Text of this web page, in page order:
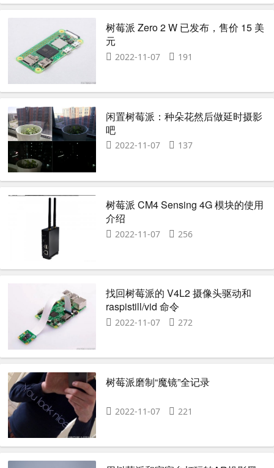
树莓派 Zero 2 W 已发布，售价 15 美
元
2022-11-07 191
闲置树莓派：种朵花然后做延时摄影
吧
2022-11-07 137
树莓派 CM4 Sensing 4G 模块的使用
介绍
2022-11-07 256
找回树莓派的 V4L2 摄像头驱动和
raspistill/vid 命令
2022-11-07 272
树莓派磨制“魔镜”全记录
2022-11-07 221